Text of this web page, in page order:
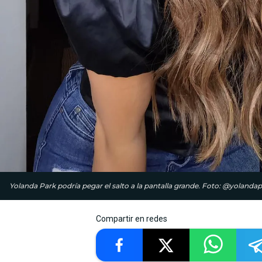
Yolanda Park podría pegar el salto a la pantalla grande. Foto:
Compartir en redes